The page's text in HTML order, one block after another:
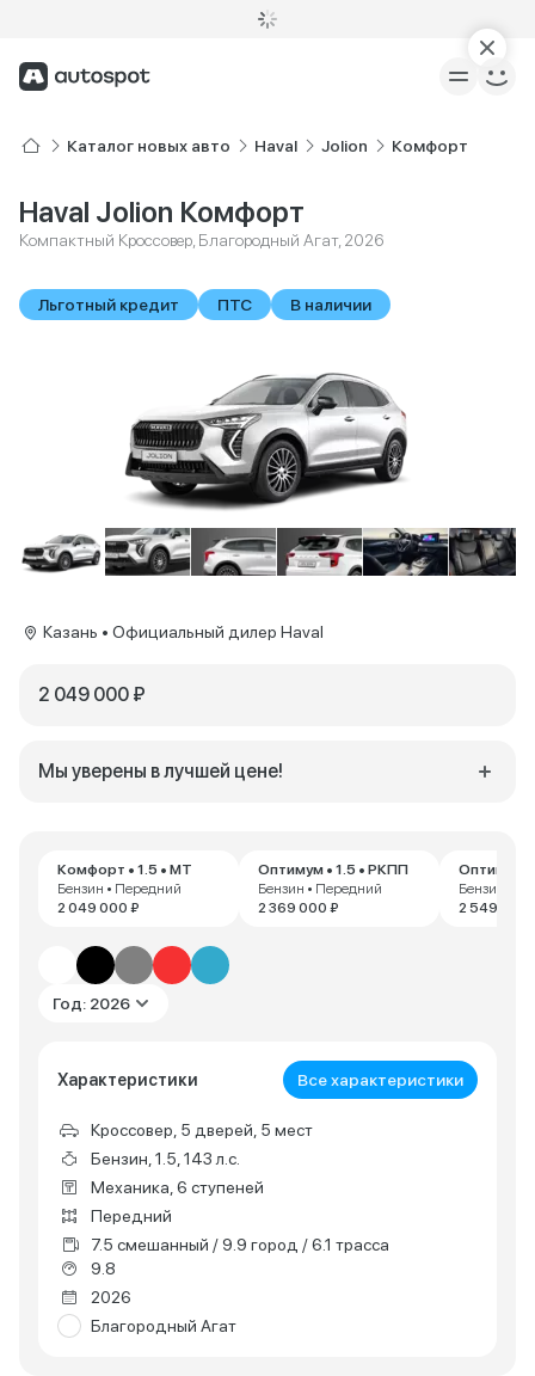
Каталог новых авто Haval Jolion Комфорт
Haval Jolion Комфорт
Компактный Кроссовер, Благородный Агат, 2026
Льготный кредит ПТС В наличии
Комфорт • 1.5 • MT
Бензин • Передний
2 049 000 ₽
Оптимум • 1.5 • РКПП
Бензин • Передний
2 369 000 ₽
Оптимум
Бензин •
2 549 000
Год: 2026
Характеристики Все характеристики
Кроссовер, 5 дверей, 5 мест
Бензин, 1.5, 143 л.с.
Механика, 6 ступеней
Передний
7.5 смешанный / 9.9 город / 6.1 трасса
9.8
2026
Благородный Агат
Казань • Официальный дилер Haval
2 049 000 ₽
Мы уверены в лучшей цене!